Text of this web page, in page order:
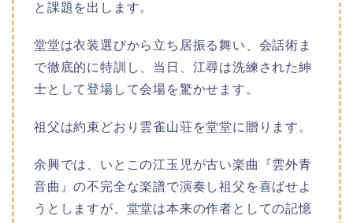
と課題を出します。
堂堂は衣装選びから立ち居振る舞い、会話術ま
で徹底的に特訓し、当日、江尋は洗練された紳
士として登場して会場を驚かせます。
祖父は約束どおり雲雀山荘を堂堂に贈ります。
余興では、いとこの江玉児が古い楽曲『雲外青
音曲』の不完全な楽譜で演奏し祖父を喜ばせよ
うとしますが、堂堂は本来の作者としての記憶